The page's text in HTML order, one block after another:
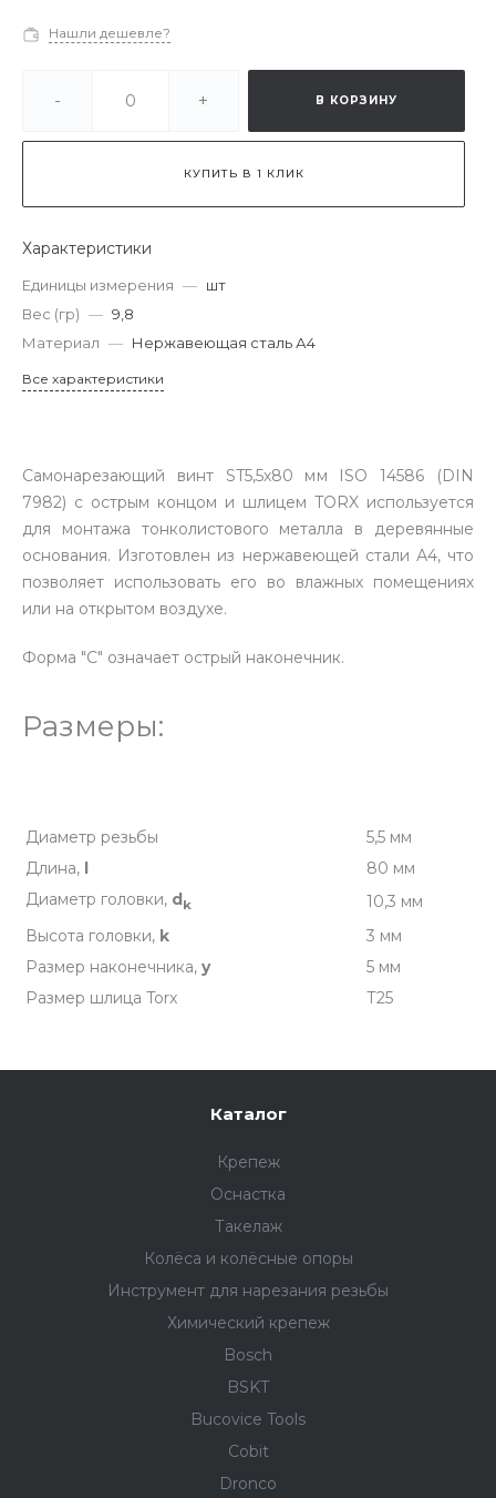
Нашли дешевле?
- + В КОРЗИНУ
КУПИТЬ В 1 КЛИК
Характеристики
Единицы измерения — шт
Вес (гр) — 9,8
Материал — Нержавеющая сталь А4
Все характеристики
Самонарезающий винт ST5,5х80 мм ISO 14586 (DIN
7982) с острым концом и шлицем TORX используется
для монтажа тонколистового металла в деревянные
основания. Изготовлен из нержавеющей стали А4, что
позволяет использовать его во влажных помещениях
или на открытом воздухе.
Форма "C" означает острый наконечник.
Размеры:
Диаметр резьбы
5,5 мм
Длина, l
80 мм
Диаметр головки, dk
10,3 мм
Высота головки, k
3 мм
Размер наконечника, y
5 мм
Размер шлица Torx
Т25
Каталог
Крепеж
Оснастка
Такелаж
Колёса и колëсные опоры
Инструмент для нарезания резьбы
Химический крепеж
Bosch
BSKT
Bucovice Tools
Cobit
Dronco